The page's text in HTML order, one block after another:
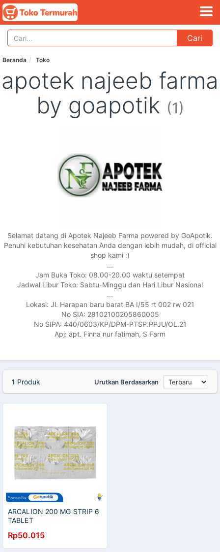
Cari
Beranda Toko
apotek najeeb farma
by goapotik (1)
Selamat datang di Apotek Najeeb Farma powered by GoApotik.
Penuhi kebutuhan kesehatan Anda dengan lebih mudah, di official
shop kami :)
...
Jam Buka Toko: 08.00-20.00 waktu setempat
Jadwal Libur Toko: Sabtu-Minggu dan Hari Libur Nasional
...
Lokasi: Jl. Harapan baru barat BA I/55 rt 002 rw 021
No SIA: 28102100205860005
No SIPA: 440/0603/KP/DPM-PTSP.PPJU/OL.21
Apj: apt. Finna nur fatimah, S Farm
1 Produk Urutkan Berdasarkan
ARCALION 200 MG STRIP 6
TABLET
Rp50.015